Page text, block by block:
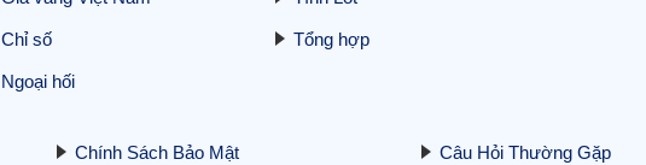
Chỉ số
Ngoại hối
Tổng hợp
Chính Sách Bảo Mật Câu Hỏi Thường Gặp